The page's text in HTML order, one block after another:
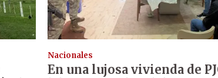
Nacionales
En una lujosa vivienda de